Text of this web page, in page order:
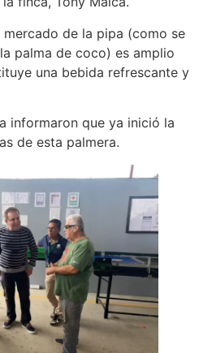
de la pipa (como se
palma de coco) es amplio
una bebida refrescante y
informaron que ya inició la
de esta palmera.